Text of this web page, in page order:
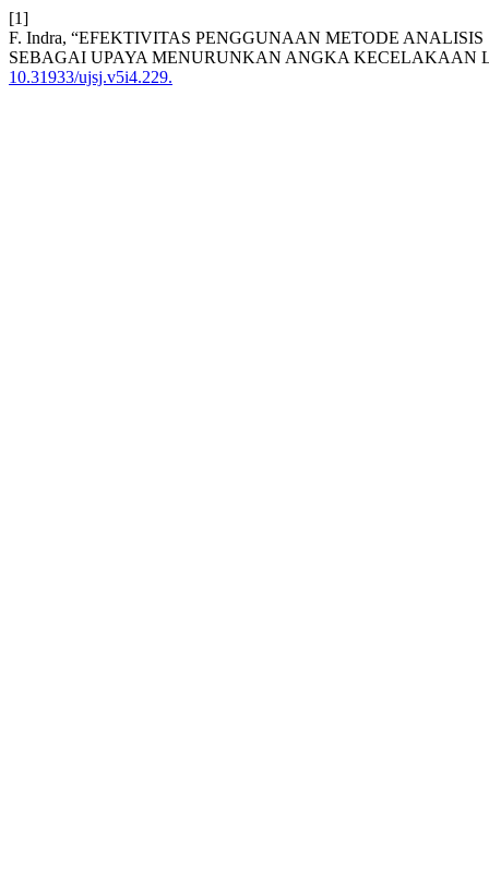
[1]
F. Indra, “EFEKTIVITAS PENGGUNAAN METODE
SEBAGAI UPAYA MENURUNKAN ANGKA KECELAKAAN
10.31933/ujsj.v5i4.229.